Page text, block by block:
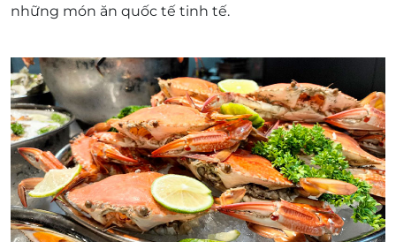
những món ăn quốc tế tinh tế.